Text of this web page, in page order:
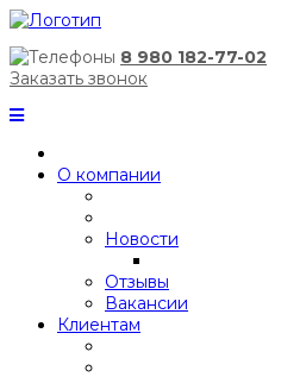
8 980 182-77-02
Заказать звонок
О компании
Новости
Отзывы
Вакансии
Клиентам